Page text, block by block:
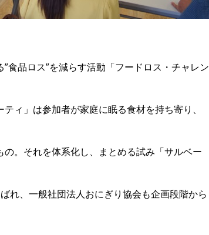
食品ロス”を減らす活動「フードロス・チャレン
ィ」は参加者が家庭に眠る食材を持ち寄り、
。それを体系化し、まとめる試み「サルベー
れ、一般社団法人おにぎり協会も企画段階から